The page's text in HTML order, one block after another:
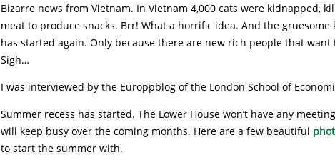
Bizarre news from Vietnam. In Vietnam 4,000 cats were kidnapped,
meat to produce snacks. Brr! What a horrific idea. And the
has started again. Only because there are new rich people that want
Sigh…
I was interviewed by the Europpblog of the London School of
Summer recess has started. The Lower House won’t have any
will keep busy over the coming months. Here are a few beautiful
to start the summer with.